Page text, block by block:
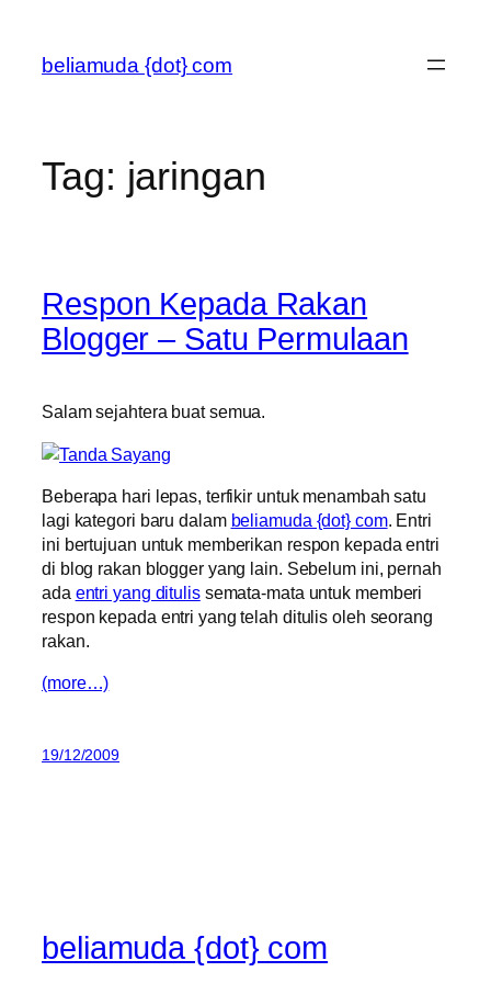
content
beliamuda {dot} com
Tag: jaringan
Respon Kepada Rakan
Blogger – Satu Permulaan
Salam sejahtera buat semua.
Beberapa hari lepas, terfikir untuk menambah satu
lagi kategori baru dalam beliamuda {dot} com. Entri
ini bertujuan untuk memberikan respon kepada entri
di blog rakan blogger yang lain. Sebelum ini, pernah
ada entri yang ditulissemata-mata untuk memberi
respon kepada entri yang telah ditulis oleh seorang
rakan.
(more…)
19/12/2009
beliamuda {dot} com